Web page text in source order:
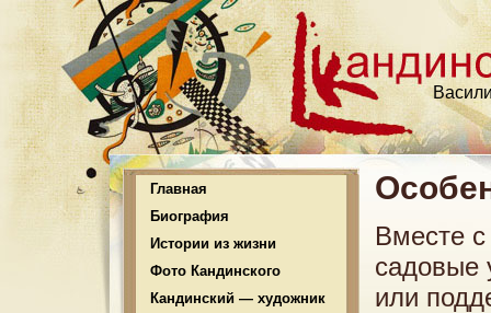
Главная
Биография
Истории из жизни
Фото Кандинского
Кандинский — художник
Вместе
садовые
или